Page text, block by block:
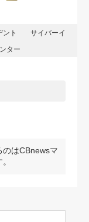
ント
サイバーイ
ター
はCBnewsマ